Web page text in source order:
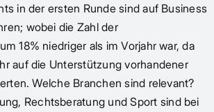
in der ersten Runde sind auf Business
wobei die Zahl der
18% niedriger als im Vorjahr war, da
auf die Unterstützung vorhandener
Welche Branchen sind relevant?
Rechtsberatung und Sport sind bei